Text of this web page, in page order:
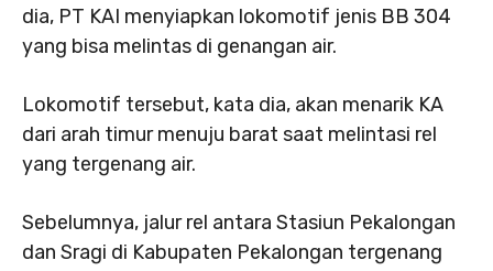
dia, PT KAI menyiapkan lokomotif jenis BB 304
yang bisa melintas di genangan air.
Lokomotif tersebut, kata dia, akan menarik KA
dari arah timur menuju barat saat melintasi rel
yang tergenang air.
Sebelumnya, jalur rel antara Stasiun Pekalongan
dan Sragi di Kabupaten Pekalongan tergenang